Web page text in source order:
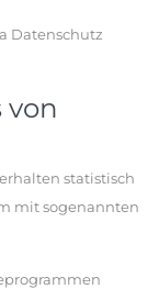
Datenschutz
von
statistisch
mit sogenannten